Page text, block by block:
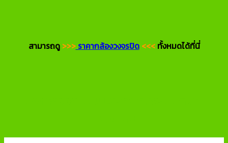
สามารถดู >>>ราคากล้องวงจรปิด <<<ทั้งหมดได้ที่นี่